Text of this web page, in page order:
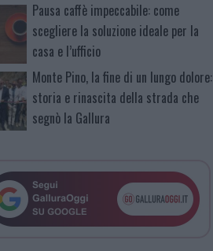
Pausa caffè impeccabile: come
scegliere la soluzione ideale per la
casa e l’ufficio
Monte Pino, la fine di un lungo dolore:
storia e rinascita della strada che
segnò la Gallura